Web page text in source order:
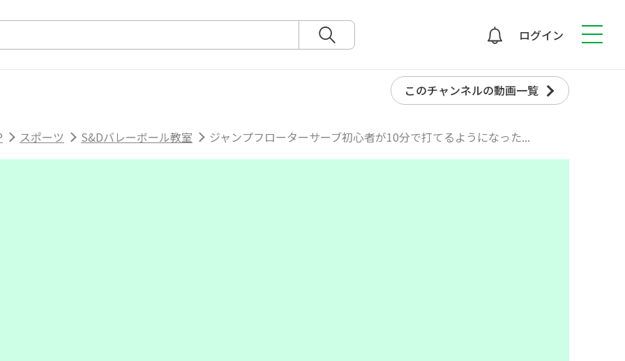
ログイン
このチャンネルの動画一覧
スポーツ S&Dバレーボール教室 ジャンプフローターサーブ初心者が10分で打てるようになった...